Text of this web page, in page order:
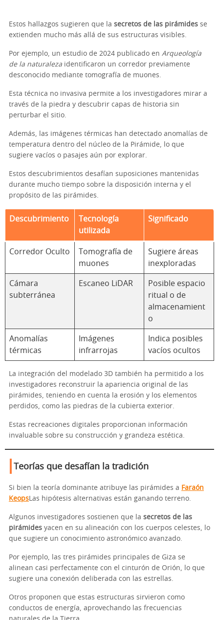
Estos hallazgos sugieren que la secretos de las pirámides se
extienden mucho más allá de sus estructuras visibles.
Por ejemplo, un estudio de 2024 publicado en Arqueología
de la naturaleza identificaron un corredor previamente
desconocido mediante tomografía de muones.
Esta técnica no invasiva permite a los investigadores mirar a
través de la piedra y descubrir capas de historia sin
perturbar el sitio.
Además, las imágenes térmicas han detectado anomalías de
temperatura dentro del núcleo de la Pirámide, lo que
sugiere vacíos o pasajes aún por explorar.
Estos descubrimientos desafían suposiciones mantenidas
durante mucho tiempo sobre la disposición interna y el
propósito de las pirámides.
Descubrimiento
Tecnología
utilizada
Significado
Corredor Oculto
Tomografía de
muones
Sugiere áreas
inexploradas
Cámara
subterránea
Escaneo LiDAR
Posible espacio
ritual o de
almacenamient
o
Anomalías
térmicas
Imágenes
infrarrojas
Indica posibles
vacíos ocultos
La integración del modelado 3D también ha permitido a los
investigadores reconstruir la apariencia original de las
pirámides, teniendo en cuenta la erosión y los elementos
perdidos, como las piedras de la cubierta exterior.
Estas recreaciones digitales proporcionan información
invaluable sobre su construcción y grandeza estética.
Teorías que desafían la tradición
Si bien la teoría dominante atribuye las pirámides a Faraón
KeopsLas hipótesis alternativas están ganando terreno.
Algunos investigadores sostienen que la secretos de las
pirámides yacen en su alineación con los cuerpos celestes, lo
que sugiere un conocimiento astronómico avanzado.
Por ejemplo, las tres pirámides principales de Giza se
alinean casi perfectamente con el cinturón de Orión, lo que
sugiere una conexión deliberada con las estrellas.
Otros proponen que estas estructuras sirvieron como
conductos de energía, aprovechando las frecuencias